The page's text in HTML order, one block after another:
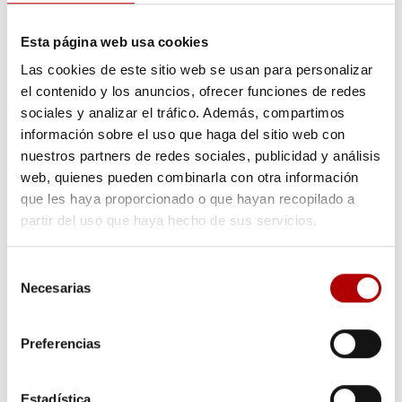
Esta página web usa cookies
Las cookies de este sitio web se usan para personalizar
el contenido y los anuncios, ofrecer funciones de redes
sociales y analizar el tráfico. Además, compartimos
información sobre el uso que haga del sitio web con
nuestros partners de redes sociales, publicidad y análisis
web, quienes pueden combinarla con otra información
que les haya proporcionado o que hayan recopilado a
partir del uso que haya hecho de sus servicios.
Necesarias
Preferencias
Estadística
Como reciclar plástico
¿Qué es el EVOH?
¿Qué es el envasado en atmósfera protectora?
Blog de Arapack sobre envases y packaging